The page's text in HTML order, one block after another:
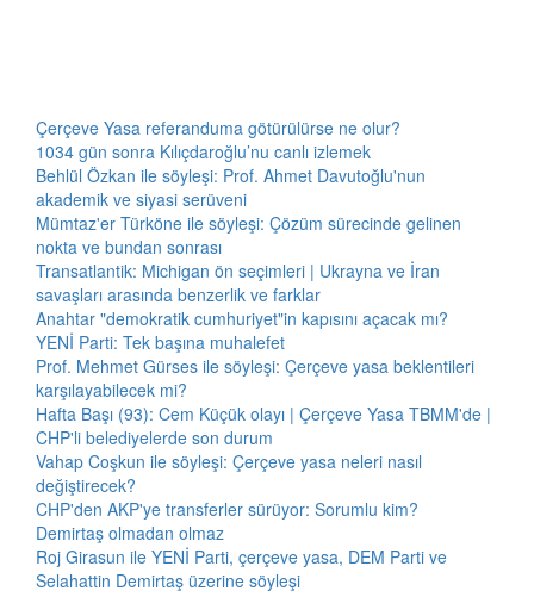
Çerçeve Yasa referanduma götürülürse ne olur?
1034 gün sonra Kılıçdaroğlu’nu canlı izlemek
Behlül Özkan ile söyleşi: Prof. Ahmet Davutoğlu'nun
akademik ve siyasi serüveni
Mümtaz'er Türköne ile söyleşi: Çözüm sürecinde gelinen
nokta ve bundan sonrası
Transatlantik: Michigan ön seçimleri | Ukrayna ve İran
savaşları arasında benzerlik ve farklar
Anahtar "demokratik cumhuriyet"in kapısını açacak mı?
YENİ Parti: Tek başına muhalefet
Prof. Mehmet Gürses ile söyleşi: Çerçeve yasa beklentileri
karşılayabilecek mi?
Hafta Başı (93): Cem Küçük olayı | Çerçeve Yasa TBMM'de |
CHP'li belediyelerde son durum
Vahap Coşkun ile söyleşi: Çerçeve yasa neleri nasıl
değiştirecek?
CHP'den AKP'ye transferler sürüyor: Sorumlu kim?
Demirtaş olmadan olmaz
Roj Girasun ile YENİ Parti, çerçeve yasa, DEM Parti ve
Selahattin Demirtaş üzerine söyleşi